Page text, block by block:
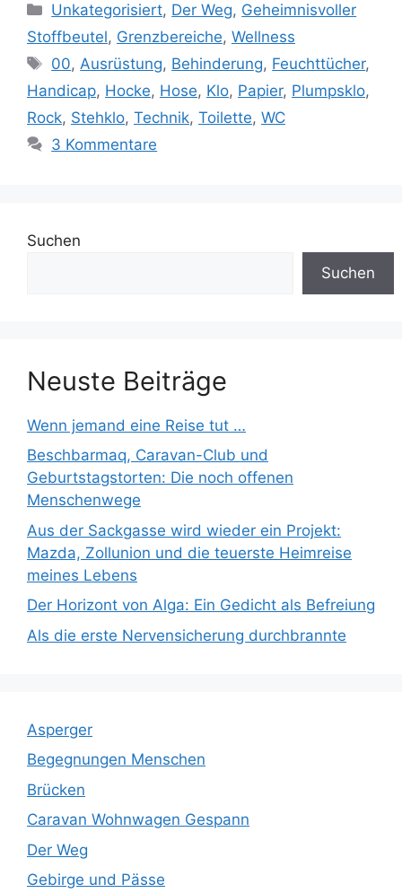
Kategorien
Unkategorisiert, Der Weg, Geheimnisvoller
Stoffbeutel, Grenzbereiche, Wellness
Schlagwörter
00, Ausrüstung, Behinderung, Feuchttücher,
Handicap, Hocke, Hose, Klo, Papier, Plumpsklo,
Rock, Stehklo, Technik, Toilette, WC
3 Kommentare
Suchen
Suchen
Neuste Beiträge
Wenn jemand eine Reise tut …
Beschbarmaq, Caravan-Club und
Geburtstagstorten: Die noch offenen
Menschenwege
Aus der Sackgasse wird wieder ein Projekt:
Mazda, Zollunion und die teuerste Heimreise
meines Lebens
Der Horizont von Alga: Ein Gedicht als Befreiung
Als die erste Nervensicherung durchbrannte
Asperger
Begegnungen Menschen
Brücken
Caravan Wohnwagen Gespann
Der Weg
Gebirge und Pässe